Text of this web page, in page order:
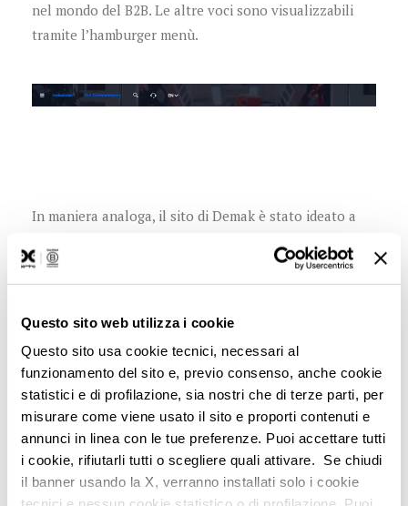
Questo sito web utilizza i cookie
Questo sito usa cookie tecnici, necessari al
funzionamento del sito e, previo consenso, anche cookie
statistici e di profilazione, sia nostri che di terze parti, per
misurare come viene usato il sito e proporti contenuti e
annunci in linea con le tue preferenze. Puoi accettare tutti
i cookie, rifiutarli tutti o scegliere quali attivare. Se chiudi
il banner usando la X, verranno installati solo i cookie
nel mondo del B2B. Le altre voci sono visualizzabili
tramite l’hamburger menù.
In maniera analoga, il sito di Demak è stato ideato a
distanza tra utente e prodotto ad un click grazie ad
una riorganizzazione sulla base di prodotti e servizi.
4. Galeotta è la call to action
Un elemento fondamentale nei tre siti, che garantisce
semplicità nella navigazione e invita
all’approfondimento è lacall to action.
Per Contship è presente sin dalla home page e